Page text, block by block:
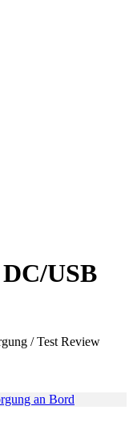
USB
/ Test Review
an Bord